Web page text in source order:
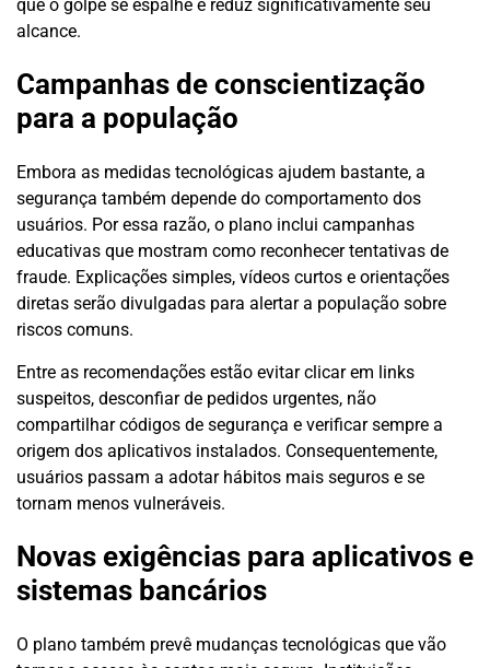
que o golpe se espalhe e reduz significativamente seu
alcance.
Campanhas de conscientização
para a população
Embora as medidas tecnológicas ajudem bastante, a
segurança também depende do comportamento dos
usuários. Por essa razão, o plano inclui campanhas
educativas que mostram como reconhecer tentativas de
fraude. Explicações simples, vídeos curtos e orientações
diretas serão divulgadas para alertar a população sobre
riscos comuns.
Entre as recomendações estão evitar clicar em links
suspeitos, desconfiar de pedidos urgentes, não
compartilhar códigos de segurança e verificar sempre a
origem dos aplicativos instalados. Consequentemente,
usuários passam a adotar hábitos mais seguros e se
tornam menos vulneráveis.
Novas exigências para aplicativos e
sistemas bancários
O plano também prevê mudanças tecnológicas que vão